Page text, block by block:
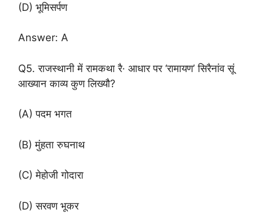
(D) भूमिसर्पण
Answer: A
Q5. राजस्थानी में रामकथा रै· आधार पर ‘रामायण’ सिरैनांव सूं
आख्यान काव्य कुण लिख्यौ?
(A) पदम भगत
(B) मुंहता रुघनाथ
(C) मेहोजी गोदारा
(D) सरवण भूकर